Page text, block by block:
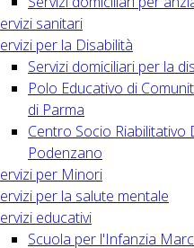
sanitari
per la Disabilità
Servizi domiciliari per la
Polo Educativo di
di Parma
Centro Socio Riabilitativo
Podenzano
per Minori
per la salute mentale
educativi
Scuola per l'Infanzia